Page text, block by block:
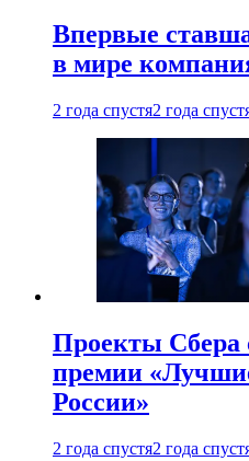
Впервые
в мире
2 года спустя2 года
Проекты Сбера
премии
России»
2 года спустя2 года